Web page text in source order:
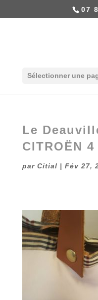
07
Sélectionner une
Le
CITROËN 4
par Citial | Fév 27,